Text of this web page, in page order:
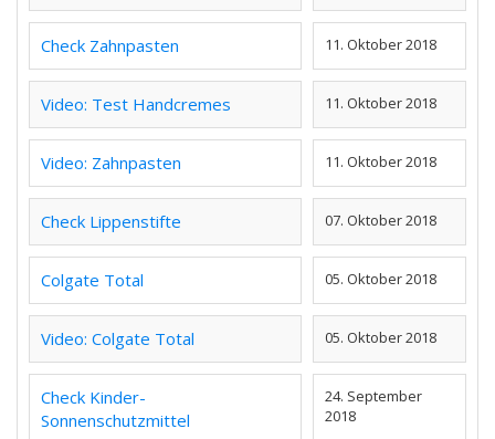
Check Zahnpasten 11. Oktober 2018
Video: Test Handcremes 11. Oktober 2018
Video: Zahnpasten 11. Oktober 2018
Check Lippenstifte 07. Oktober 2018
Colgate Total 05. Oktober 2018
Video: Colgate Total 05. Oktober 2018
Check Kinder-
Sonnenschutzmittel
24. September
2018